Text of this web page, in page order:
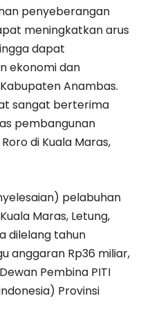
penyeberangan
meningkatkan arus
dapat
ekonomi dan
Anambas.
sangat berterima
pembangunan
di Kuala Maras,
pelabuhan
Maras, Letung,
dilelang tahun
anggaran Rp36 miliar,
Pembina PITI
Provinsi